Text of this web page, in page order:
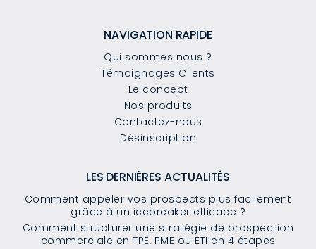
NAVIGATION RAPIDE
Qui sommes nous ?
Témoignages Clients
Le concept
Nos produits
Contactez-nous
Désinscription
LES DERNIÈRES ACTUALITÉS
Comment appeler vos prospects plus facilement
grâce à un icebreaker efficace ?
Comment structurer une stratégie de prospection
commerciale en TPE, PME ou ETI en 4 étapes